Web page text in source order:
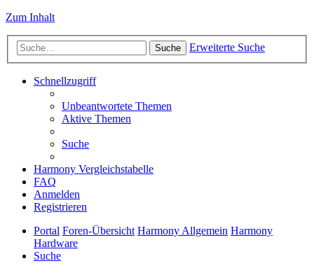
Zum Inhalt
Suche Erweiterte Suche
Schnellzugriff
Unbeantwortete Themen
Aktive Themen
Suche
Harmony Vergleichstabelle
FAQ
Anmelden
Registrieren
Portal Foren-Übersicht Harmony Allgemein Harmony
Hardware
Suche